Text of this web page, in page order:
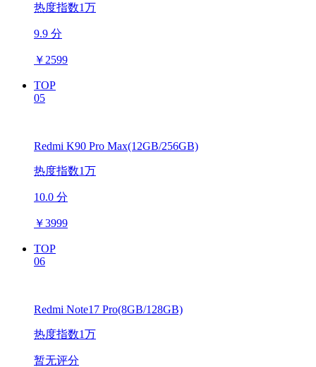
热度指数1万
9.9 分
￥ 2599
TOP
05
Redmi K90 Pro Max(12GB/256GB)
热度指数1万
10.0 分
￥3999
TOP
06
Redmi Note17 Pro(8GB/128GB)
热度指数1万
暂无评分